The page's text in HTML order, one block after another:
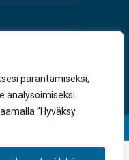
parantamiseksi,
analysoimiseksi.
”Hyväksy